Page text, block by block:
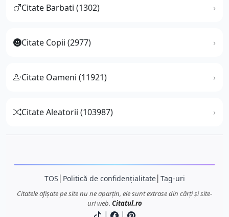
Citate Barbati (1302)
Citate Copii (2977)
Citate Oameni (11921)
Citate Aleatorii (103987)
TOS Politică de confidențialitate│ Tag-uri
Citatele afișate pe site nu ne aparțin, ele sunt extrase din cărți și site-
uri web. Citatul.ro
| |